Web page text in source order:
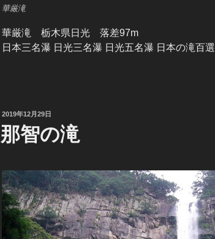
華厳滝
華厳滝 栃木県日光 落差97m
日本三名瀑 日光三名瀑 日光五名瀑 日本の滝百選
投
稿
日:
2019年12月29日
那智の滝